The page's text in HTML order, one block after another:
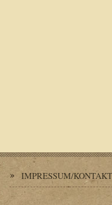
IMPRESSUM/KONTAKT